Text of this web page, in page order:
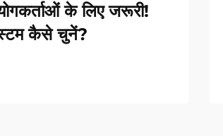
के लिए जरूरी!
कैसे चुनें?